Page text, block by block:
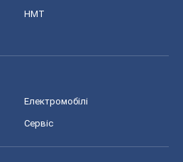
НМТ
Електромобілі
Сервіс